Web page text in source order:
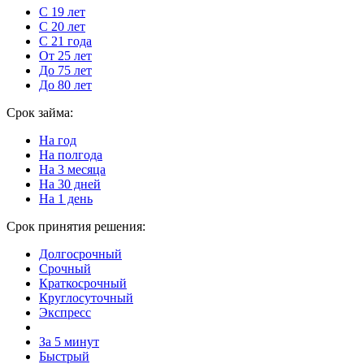
С 19 лет
С 20 лет
С 21 года
От 25 лет
До 75 лет
До 80 лет
Срок займа:
На год
На полгода
На 3 месяца
На 30 дней
На 1 день
Срок принятия решения:
Долгосрочный
Срочный
Краткосрочный
Круглосуточный
Экспресс
За 5 минут
Быстрый